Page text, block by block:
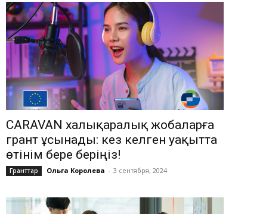
CARAVAN халықаралық жобаларға
грант ұсынады: кез келген уақытта
өтінім бере беріңіз!
Гранттар Ольга Королева - 3 сентября, 2024